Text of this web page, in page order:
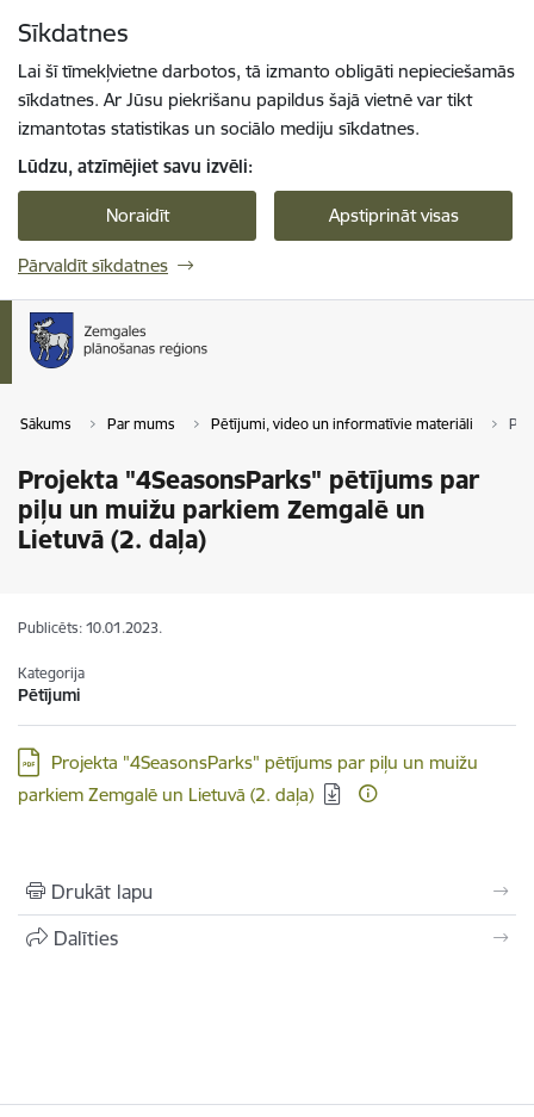
Sīkdatnes
Lai šī tīmekļvietne darbotos, tā izmanto obligāti nepieciešamās
sīkdatnes. Ar Jūsu piekrišanu papildus šajā vietnē var tikt
izmantotas statistikas un sociālo mediju sīkdatnes.
Lūdzu, atzīmējiet savu izvēli:
Noraidīt Apstiprināt visas
Pārvaldīt sīkdatnes
Sākums Par mums Pētījumi, video un informatīvie materiāli
Projekta "4SeasonsParks" pētījums par
piļu un muižu parkiem Zemgalē un
Lietuvā (2. daļa)
Publicēts: 10.01.2023.
Kategorija
Pētījumi
Lejupielādēt:
Projekta "4SeasonsParks" pētījums par piļu un muižu
parkiem Zemgalē un Lietuvā (2. daļa)
Drukāt lapu
Dalīties